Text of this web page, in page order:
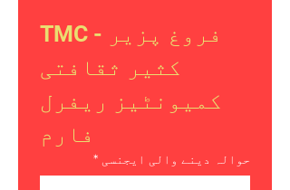
TMC - فروغ پزیر
کثیر ثقافتی
کمیونٹیز ریفرل
فارم
حوالہ دینے والی ایجنسی *